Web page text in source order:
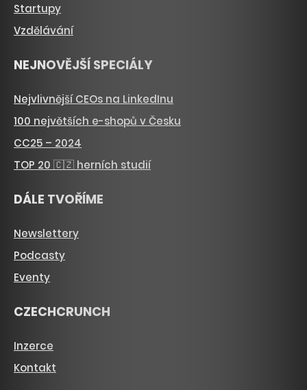
Startupy
Vzdělávání
NEJNOVĚJŠÍ SPECIÁLY
Nejvlivnější CEOs na LinkedInu
100 největších e-shopů v Česku
CC25 – 2024
TOP 20 🇨🇿 herních studií
DÁLE TVOŘÍME
Newslettery
Podcasty
Eventy
CZECHCRUNCH
Inzerce
Kontakt